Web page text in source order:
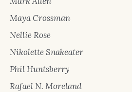
Maya Crossman
Nellie Rose
Nikolette Snakeater
Phil Huntsberry
Rafael N. Moreland